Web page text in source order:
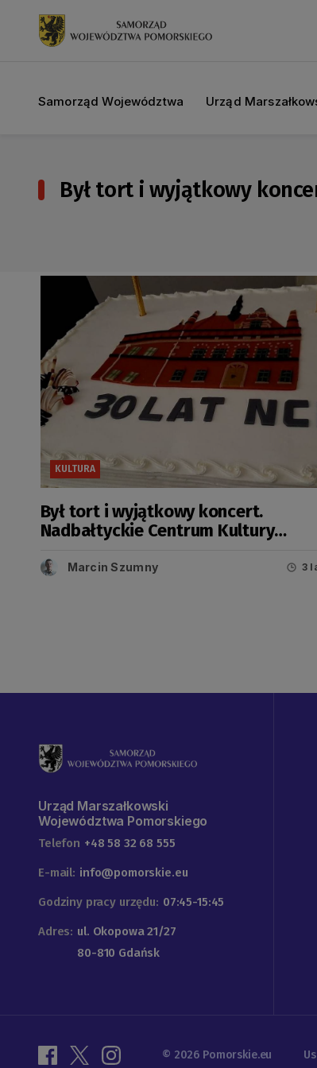
Samorząd Województwa Urząd
Był tort i wyjątkowy
KULTURA
Był tort i wyjątkowy koncert.
Nadbałtyckie Centrum Kultury
Marcin Szumny 3
Urząd Marszałkowski
Województwa Pomorskiego
Telefon +48 58 32 68 555
E-mail: info@pomorskie.eu
Godziny pracy urzędu: 07:45-15:45
Adres: ul. Okopowa 21/27
80-810 Gdańsk
© 2026 Pomorskie.eu